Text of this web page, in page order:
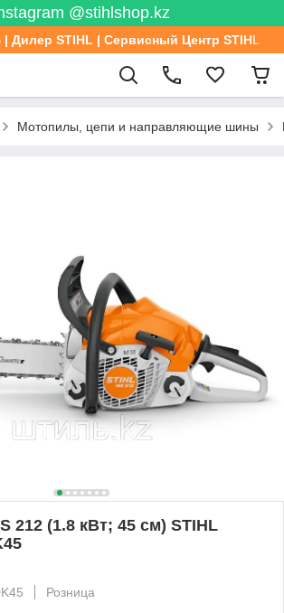
@stihlshop.kz
Дилер STIHL | Сервисный Центр STIHL
Мотопилы, цепи и направляющие шины
212 (1.8 кВт; 45 см) STIHL
Розница